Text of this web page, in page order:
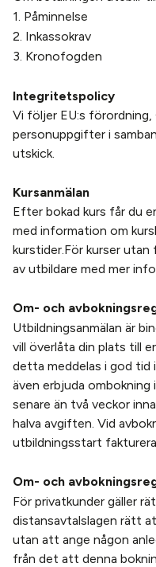
1. Påminnelse
2. Inkassokrav
3. Kronofogden
Integritetspolicy
Vi följer EU:s förordning,
personuppgifter i
utskick.
Kursanmälan
Efter bokad kurs får du
med information om
kurstider.För kurser utan
av utbildare med mer
Om- och
Utbildningsanmälan är
vill överlåta din plats till
detta meddelas i god tid
även erbjuda ombokning
senare än två veckor
halva avgiften. Vid
utbildningsstart
Om- och
För privatkunder gäller
distansavtalslagen rätt
utan att ange någon
från det att denna